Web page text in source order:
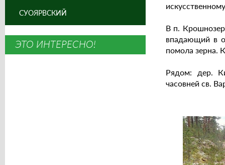
В п.
впадающий в
помола зерна.
Рядом: дер.
часовней св.
СУОЯРВСКИЙ
ЭТО ИНТЕРЕСНО!